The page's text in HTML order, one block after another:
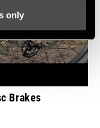
only
Brakes